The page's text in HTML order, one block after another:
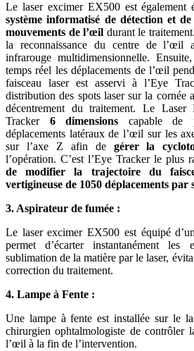
Le laser excimer EX500 est également
système informatisé de détection et
mouvements de l’œil durant le
la reconnaissance du centre de l’œil
infrarouge multidimensionnelle.
temps réel les déplacements de l’œil
faisceau laser est asservi à l’Eye
distribution des spots laser sur la cornée
décentrement du traitement. Le
Tracker 6 dimensions capable de
déplacements latéraux de l’œil sur les
sur l’axe Z afin de gérer la
l’opération. C’est l’Eye Tracker le plus
de modifier la trajectoire du
vertigineuse de 1050 déplacements par
3. Aspirateur de fumée :
Le laser excimer EX500 est équipé
permet d’écarter instantanément
sublimation de la matière par le laser,
correction du traitement.
4. Lampe à Fente :
Une lampe à fente est installée sur le
chirurgien ophtalmologiste de contrôler
l’œil à la fin de l’intervention.